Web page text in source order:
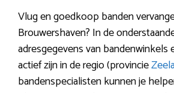
Vlug en goedkoop banden
Brouwershaven? In de
adresgegevens van bandenwinkels
actief zijn in de regio (provincie
bandenspecialisten kunnen je